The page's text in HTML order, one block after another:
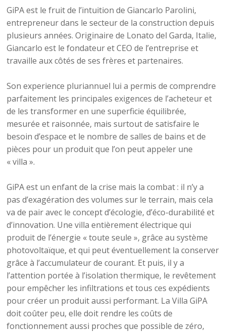
GiPA est le fruit de l’intuition de Giancarlo Parolini,
entrepreneur dans le secteur de la construction depuis
plusieurs années. Originaire de Lonato del Garda, Italie,
Giancarlo est le fondateur et CEO de l’entreprise et
travaille aux côtés de ses frères et partenaires.
Son experience pluriannuel lui a permis de comprendre
parfaitement les principales exigences de l’acheteur et
de les transformer en une superficie équilibrée,
mesurée et raisonnée, mais surtout de satisfaire le
besoin d’espace et le nombre de salles de bains et de
pièces pour un produit que l’on peut appeler une
« villa ».
GiPA est un enfant de la crise mais la combat : il n’y a
pas d’exagération des volumes sur le terrain, mais cela
va de pair avec le concept d’écologie, d’éco-durabilité et
d’innovation. Une villa entièrement électrique qui
produit de l’énergie « toute seule », grâce au système
photovoltaïque, et qui peut éventuellement la conserver
grâce à l’accumulateur de courant. Et puis, il y a
l’attention portée à l’isolation thermique, le revêtement
pour empêcher les infiltrations et tous ces expédients
pour créer un produit aussi performant. La Villa GiPA
doit coûter peu, elle doit rendre les coûts de
fonctionnement aussi proches que possible de zéro,